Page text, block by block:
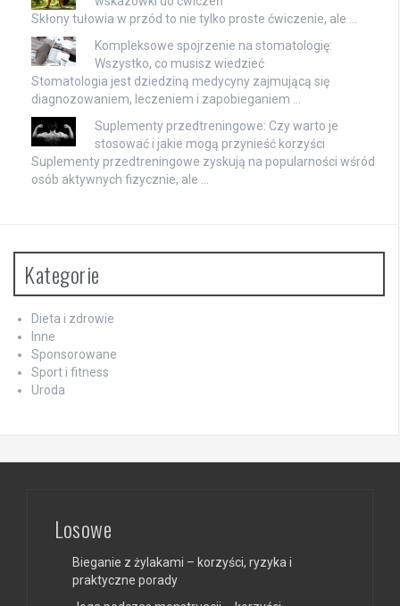
angażuje …
wskazówki do ćwiczeń
Skłony tułowia w przód to nie tylko proste ćwiczenie, ale …
Kompleksowe spojrzenie na stomatologię:
Stomatologia jest dziedziną medycyny zajmującą się
diagnozowaniem, leczeniem i zapobieganiem …
Suplementy przedtreningowe: Czy warto je
Kategorie
Dieta i zdrowie
Inne
Losowe